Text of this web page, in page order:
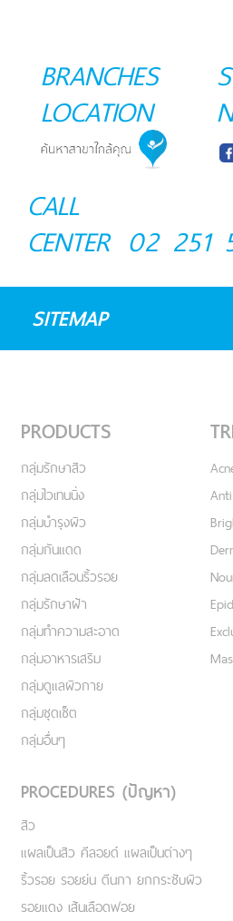
BRANCHES
LOCATION
CALL
CENTER 02 251
SITEMAP
PRODUCTS
กลุ่มรักษาสิว
กลุ่มไวเทนนิ่ง
กลุ่มบำรุงผิว
กลุ่มกันแดด
กลุ่มลดเลือนริ้วรอย
กลุ่มรักษาฝ้า
กลุ่มทำความสะอาด
กลุ่มอาหารเสริม
กลุ่มดูแลผิวกาย
กลุ่มชุดเซ็ต
กลุ่มอื่นๆ
PROCEDURES (ปัญหา)
สิว
แผลเป็นสิว คีลอยด์ แผลเป็นต่างๆ
ริ้วรอย รอยย่น ตีนกา ยกกระชับผิว
รอยแดง เส้นเลือดฟอย